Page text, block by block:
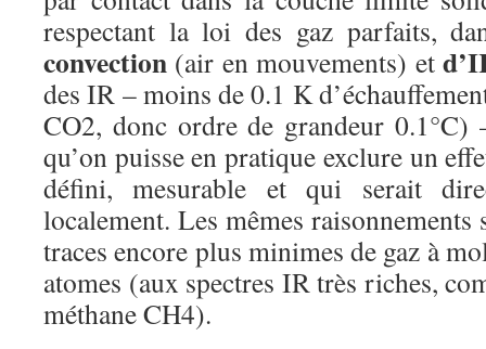
respectant la loi des gaz parfaits,
convection (air en mouvements) et
des IR – moins de 0.1 K
CO2, donc ordre de grandeur 0.1°C)
qu’on puisse en pratique exclure un
défini, mesurable et qui serait
localement. Les mêmes raisonnements
traces encore plus minimes de gaz à
atomes (aux spectres IR très riches,
méthane CH4).